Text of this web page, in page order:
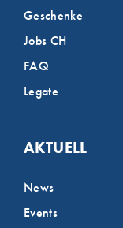
Geschenke
Jobs CH
FAQ
Legate
AKTUELL
News
Events